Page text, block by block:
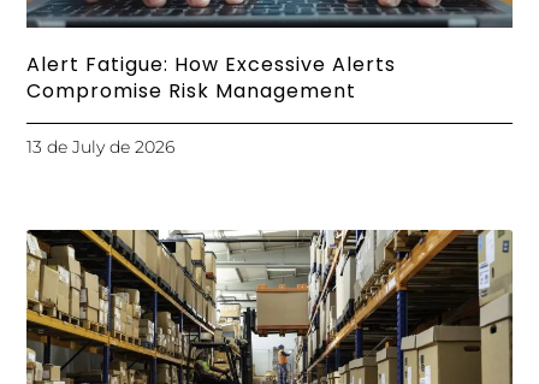
Alert Fatigue: How Excessive Alerts
Compromise Risk Management
13 de July de 2026